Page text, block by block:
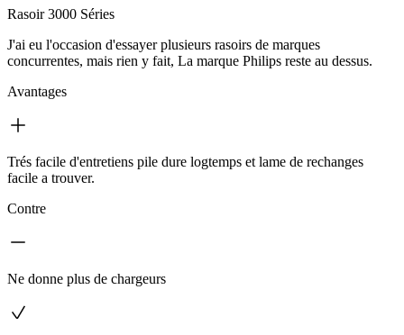
Rasoir 3000 Séries
J'ai eu l'occasion d'essayer plusieurs rasoirs de marques
concurrentes, mais rien y fait, La marque Philips reste au dessus.
Avantages
Trés facile d'entretiens pile dure logtemps et lame de rechanges
facile a trouver.
Contre
Ne donne plus de chargeurs